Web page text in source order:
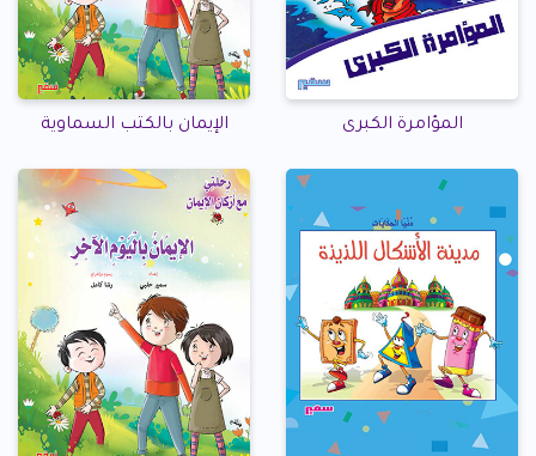
المؤامرة الكبرى الإيمان بالكتب السماوية